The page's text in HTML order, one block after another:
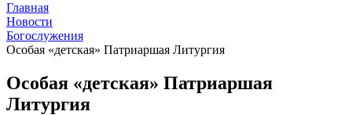
Главная
Новости
Богослужения
Особая «детская» Патриаршая Литургия
Особая «детская» Патриаршая
Литургия